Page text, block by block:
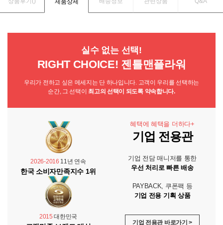
제품상세
실수 없는 선택!
RIGHT CHOICE! 젠틀맨플라워
우리가 전하고 싶은 메세지는 단 하나입니다. 고객이 우리를 선택하는
순간, 그 선택이 최고의 선택이 되도록 약속합니다.
2026-2016 11년 연속
한국 소비자만족지수 1위
2015 대한민국
혜택에 혜택을 더하다+
기업 전용관
기업 전담 매니저를 통한
우선 처리로 빠른 배송
PAYBACK, 쿠폰팩 등
기업 전용 기획 상품
기업 전용관 바로가기 >